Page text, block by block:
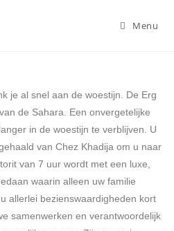
Menu
je al snel aan de woestijn. De Erg
de Sahara. Een onvergetelijke
in de woestijn te verblijven. U
van Chez Khadija om u naar
van 7 uur wordt met een luxe,
waarin alleen uw familie
allerlei bezienswaardigheden kort
samenwerken en verantwoordelijk